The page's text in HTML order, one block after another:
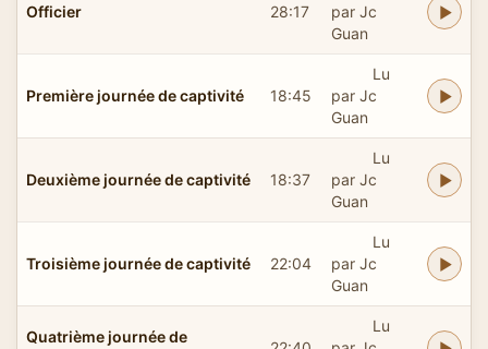
Officier 28:17
par Jc
Guan
Première journée de captivité 18:45
Lu
par Jc
Guan
Deuxième journée de captivité 18:37
Lu
par Jc
Guan
Troisième journée de captivité 22:04
Lu
par Jc
Guan
Quatrième journée de
Lu